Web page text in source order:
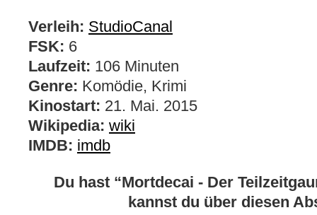
Verleih: StudioCanal
FSK: 6
Laufzeit: 106 Minuten
Genre: Komödie, Krimi
Kinostart: 21. Mai. 2015
Wikipedia: wiki
IMDB: imdb
Du hast “Mortdecai - Der
kannst du über diesen